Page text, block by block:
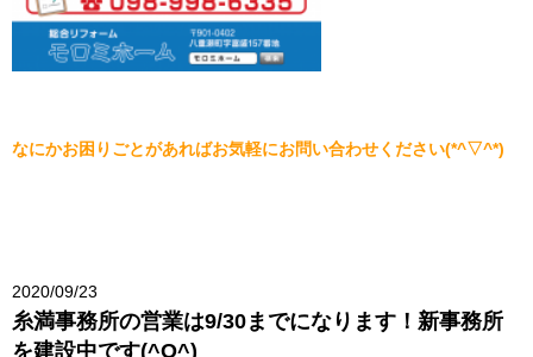
なにかお困りごとがあればお気軽にお問い合わせください(*^▽^*)
2020/09/23
糸満事務所の営業は9/30までになります！新事務所
を建設中です(^O^)